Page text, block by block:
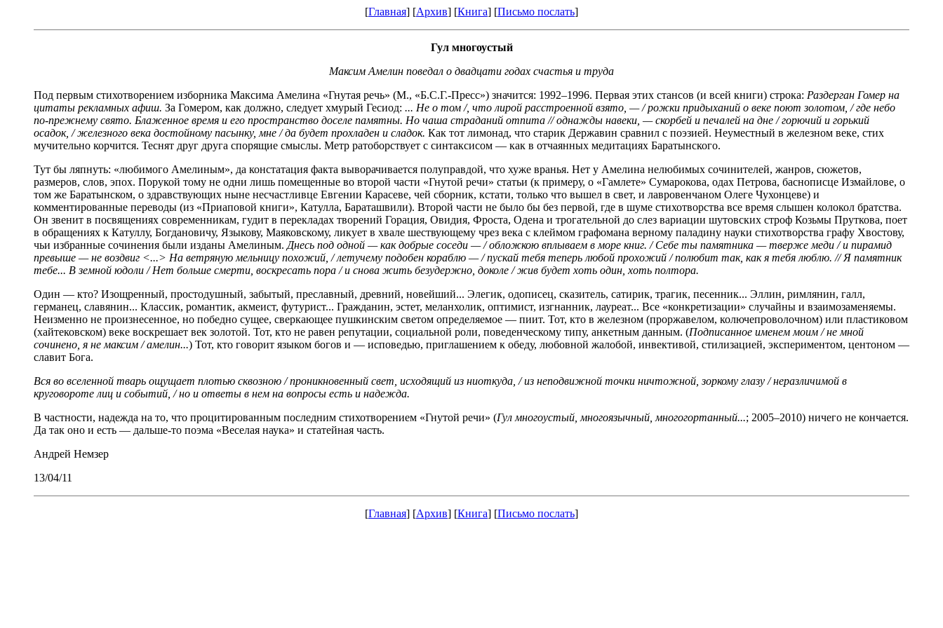
[Главная] [Архив] [Книга] [Письмо послать]
Гул многоустый
Максим Амелин поведал о двадцати годах счастья и труда
Под первым стихотворением изборника Максима Амелина «Гнутая речь» (М., «Б.С.Г.-Пресс») значится: 1992–1996. Первая этих стансов (и всей книги) строка: Раздерган Гомер на
цитаты рекламных афиш. За Гомером, как должно, следует хмурый Гесиод: ... Не о том /, что лирой расстроенной взято, — / рожки придыханий о веке поют золотом, / где небо
по-прежнему свято. Блаженное время и его пространство доселе памятны. Но чаша страданий отпита // однажды навеки, — скорбей и печалей на дне / горючий и горький
осадок, / железного века достойному пасынку, мне / да будет прохладен и сладок. Как тот лимонад, что старик Державин сравнил с поэзией. Неуместный в железном веке, стих
мучительно корчится. Теснят друг друга спорящие смыслы. Метр ратоборствует с синтаксисом — как в отчаянных медитациях Баратынского.
Тут бы ляпнуть: «любимого Амелиным», да констатация факта выворачивается полуправдой, что хуже вранья. Нет у Амелина нелюбимых сочинителей, жанров, сюжетов,
размеров, слов, эпох. Порукой тому не одни лишь помещенные во второй части «Гнутой речи» статьи (к примеру, о «Гамлете» Сумарокова, одах Петрова, баснописце Измайлове, о
том же Баратынском, о здравствующих ныне несчастливце Евгении Карасеве, чей сборник, кстати, только что вышел в свет, и лавровенчаном Олеге Чухонцеве) и
комментированные переводы (из «Приаповой книги», Катулла, Бараташвили). Второй части не было бы без первой, где в шуме стихотворства все время слышен колокол братства.
Он звенит в посвящениях современникам, гудит в перекладах творений Горация, Овидия, Фроста, Одена и трогательной до слез вариации шутовских строф Козьмы Пруткова, поет
в обращениях к Катуллу, Богдановичу, Языкову, Маяковскому, ликует в хвале шествующему чрез века с клеймом графомана верному паладину науки стихотворства графу Хвостову,
чьи избранные сочинения были изданы Амелиным. Днесь под одной — как добрые соседи — / обложкою вплываем в море книг. / Себе ты памятника — тверже меди / и пирамид
превыше — не воздвиг <...> На ветряную мельницу похожий, / летучему подобен кораблю — / пускай тебя теперь любой прохожий / полюбит так, как я тебя люблю. // Я памятник
тебе... В земной юдоли / Нет больше смерти, воскресать пора / и снова жить безудержно, доколе / жив будет хоть один, хоть полтора.
Один — кто? Изощренный, простодушный, забытый, преславный, древний, новейший... Элегик, одописец, сказитель, сатирик, трагик, песенник... Эллин, римлянин, галл,
германец, славянин... Классик, романтик, акмеист, футурист... Гражданин, эстет, меланхолик, оптимист, изгнанник, лауреат... Все «конкретизации» случайны и взаимозаменяемы.
Неизменно не произнесенное, но победно сущее, сверкающее пушкинским светом определяемое — пиит. Тот, кто в железном (проржавелом, колючепроволочном) или пластиковом
(хайтековском) веке воскрешает век золотой. Тот, кто не равен репутации, социальной роли, поведенческому типу, анкетным данным. (Подписанное именем моим / не мной
сочинено, я не максим / амелин...) Тот, кто говорит языком богов и — исповедью, приглашением к обеду, любовной жалобой, инвективой, стилизацией, экспериментом, центоном —
славит Бога.
Вся во вселенной тварь ощущает плотью сквозною / проникновенный свет, исходящий из ниоткуда, / из неподвижной точки ничтожной, зоркому глазу / неразличимой в
круговороте лиц и событий, / но и ответы в нем на вопросы есть и надежда.
В частности, надежда на то, что процитированным последним стихотворением «Гнутой речи» (Гул многоустый, многоязычный, многогортанный...; 2005–2010) ничего не кончается.
Да так оно и есть — дальше-то поэма «Веселая наука» и статейная часть.
Андрей Немзер
13/04/11
[Главная] [Архив] [Книга] [Письмо послать]